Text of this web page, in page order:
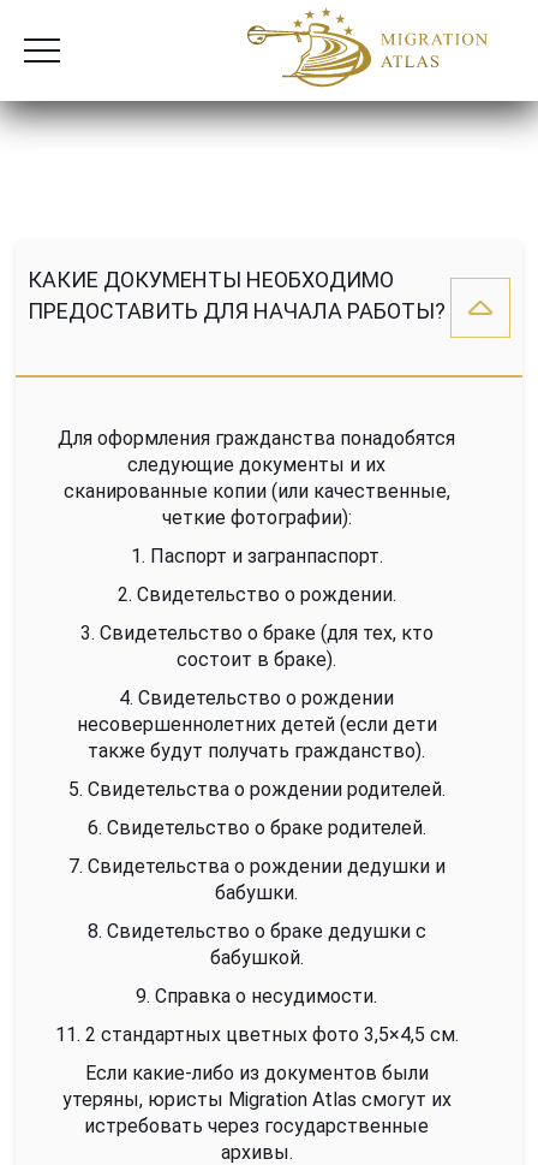
КАКИЕ ДОКУМЕНТЫ НЕОБХОДИМО
ПРЕДОСТАВИТЬ ДЛЯ НАЧАЛА РАБОТЫ?
Для оформления гражданства понадобятся
следующие документы и их
сканированные копии (или качественные,
четкие фотографии):
1. Паспорт и загранпаспорт.
2. Свидетельство о рождении.
3. Свидетельство о браке (для тех, кто
состоит в браке).
4. Свидетельство о рождении
несовершеннолетних детей (если дети
также будут получать гражданство).
5. Свидетельства о рождении родителей.
6. Свидетельство о браке родителей.
7. Свидетельства о рождении дедушки и
бабушки.
8. Свидетельство о браке дедушки с
бабушкой.
9. Справка о несудимости.
11. 2 стандартных цветных фото 3,5×4,5 см.
Если какие-либо из документов были
утеряны, юристы Migration Atlas смогут их
истребовать через государственные
архивы.